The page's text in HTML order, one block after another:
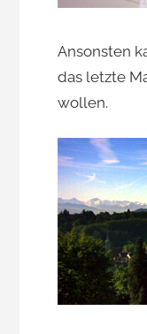
Ansonsten
das letzte
wollen.